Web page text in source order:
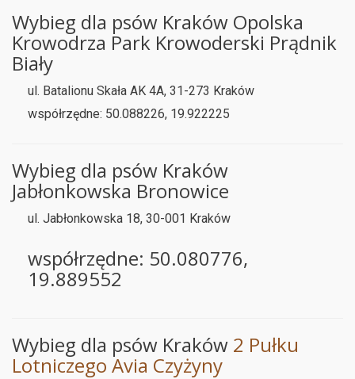
Wybieg dla psów Kraków Opolska
Krowodrza Park Krowoderski Prądnik
Biały
ul. Batalionu Skała AK 4A, 31-273 Kraków
współrzędne: 50.088226, 19.922225
Wybieg dla psów Kraków
Jabłonkowska Bronowice
ul. Jabłonkowska 18, 30-001 Kraków
współrzędne: 50.080776,
19.889552
Wybieg dla psów Kraków 2 Pułku
Lotniczego Avia Czyżyny